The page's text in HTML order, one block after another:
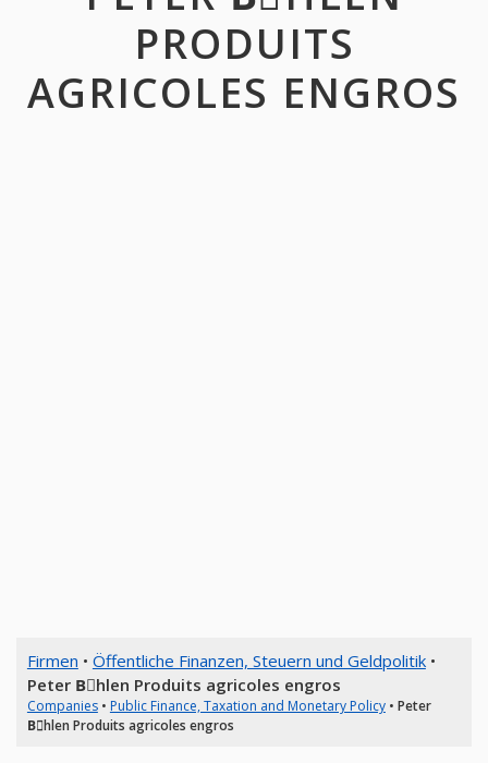
PRODUITS
AGRICOLES ENGROS
Firmen • Öffentliche Finanzen, Steuern und Geldpolitik•
Peter Bِhlen Produits agricoles engros
Companies• Public Finance, Taxation and Monetary Policy• Peter
Bِhlen Produits agricoles engros